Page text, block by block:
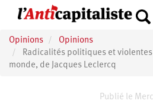
principal
Opinions
Opinions
Radicalités politiques et violentes
monde, de Jacques Leclercq
Publié le